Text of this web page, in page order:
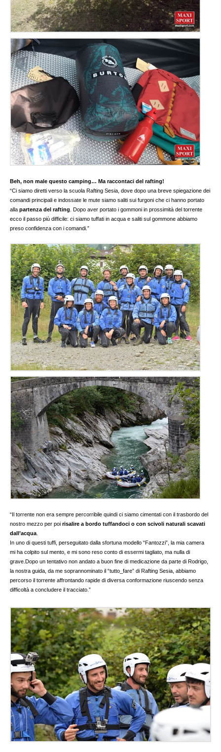
Beh, non male questo camping… Ma raccontaci del rafting!
“Ci siamo diretti verso la scuola Rafting Sesia, dove dopo una breve spiegazione dei
comandi principali e indossate le mute siamo saliti sui furgoni che ci hanno portato
allapartenza del rafting . Dopo aver portato i gommoni in prossimità del torrente
ecco il passo più difficile: ci siamo tuffati in acqua e saliti sul gommone abbiamo
preso confidenza con i comandi.”
“Il torrente non era sempre percorribile quindi ci siamo cimentati con il trasbordo del
nostro mezzo per poirisalire a bordo tuffandoci o con scivoli naturali scavati
dall’acqua
In uno di questi tuffi, perseguitato dalla sfortuna modello “Fantozzi”, la mia camera
mi ha colpito sul mento, e mi sono reso conto di essermi tagliato, ma nulla di
grave.Dopo un tentativo non andato a buon fine di medicazione da parte di Rodrigo,
la nostra guida, da me soprannominato il “tutto_fare” di Rafting Sesia, abbiamo
percorso il torrente affrontando rapide di diversa conformazione riuscendo senza
difficoltà a concludere il tracciato.”